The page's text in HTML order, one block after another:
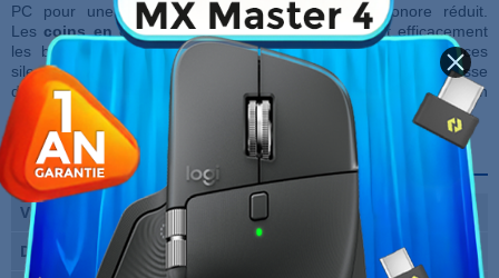
PC pour une efficacité optimale et un niveau sonore réduit.
Lescoins en caoutchouc anti-vibrationéliminent efficacement
les bruits provoqués par les vibrations pour des performances
silencieuses à toutes les vitesses. Contrôlez l'éclairage et la vitesse
du ventilateur via le logiciel CAM lorsqu'il est connecté à un
contrôleur NZXT (vendu séparément).
Fiche technique
Vitesse max.
2000 RPM par ventilateur
Débit max.
98.61 CFM par ventilateur